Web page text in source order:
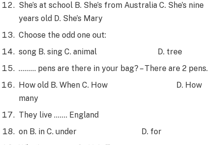
She’s at school B. She’s from Australia C. She’s nine
years old D. She’s Mary
Choose the odd one out:
song B. sing C. animal D. tree
……… pens are there in your bag? – There are 2 pens.
How old B. When C. How D. How
many
They live ……. England
on B. in C. under D. for